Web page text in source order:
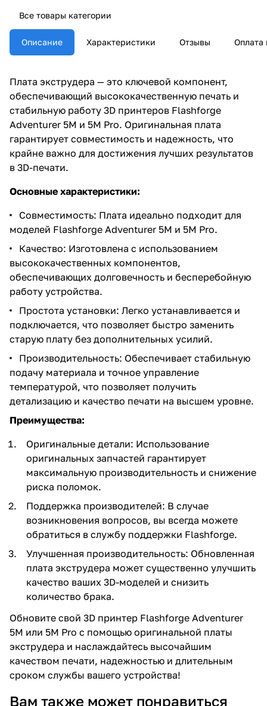
Все товары категории
Описание Характеристики Отзывы Оплата
Плата экструдера — это ключевой компонент,
обеспечивающий высококачественную печать и
стабильную работу 3D принтеров Flashforge
Adventurer 5M и 5M Pro. Оригинальная плата
гарантирует совместимость и надежность, что
крайне важно для достижения лучших результатов
в 3D-печати.
Основные характеристики:
Совместимость: Плата идеально подходит для
моделей Flashforge Adventurer 5M и 5M Pro.
Качество: Изготовлена с использованием
высококачественных компонентов,
обеспечивающих долговечность и бесперебойную
работу устройства.
Простота установки: Легко устанавливается и
подключается, что позволяет быстро заменить
старую плату без дополнительных усилий.
Производительность: Обеспечивает стабильную
подачу материала и точное управление
температурой, что позволяет получить
детализацию и качество печати на высшем уровне.
Преимущества:
Оригинальные детали: Использование
оригинальных запчастей гарантирует
максимальную производительность и снижение
риска поломок.
Поддержка производителей: В случае
возникновения вопросов, вы всегда можете
обратиться в службу поддержки Flashforge.
Улучшенная производительность: Обновленная
плата экструдера может существенно улучшить
качество ваших 3D-моделей и снизить
количество брака.
Обновите свой 3D принтер Flashforge Adventurer
5M или 5M Pro с помощью оригинальной платы
экструдера и наслаждайтесь высочайшим
качеством печати, надежностью и длительным
сроком службы вашего устройства!
Вам также может понравиться